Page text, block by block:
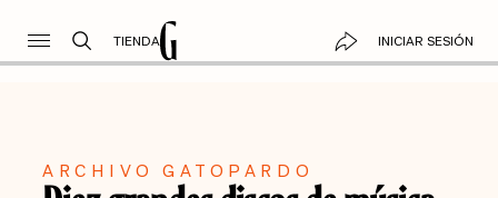
TIENDA INICIAR SESIÓN
ARCHIVO GATOPARDO